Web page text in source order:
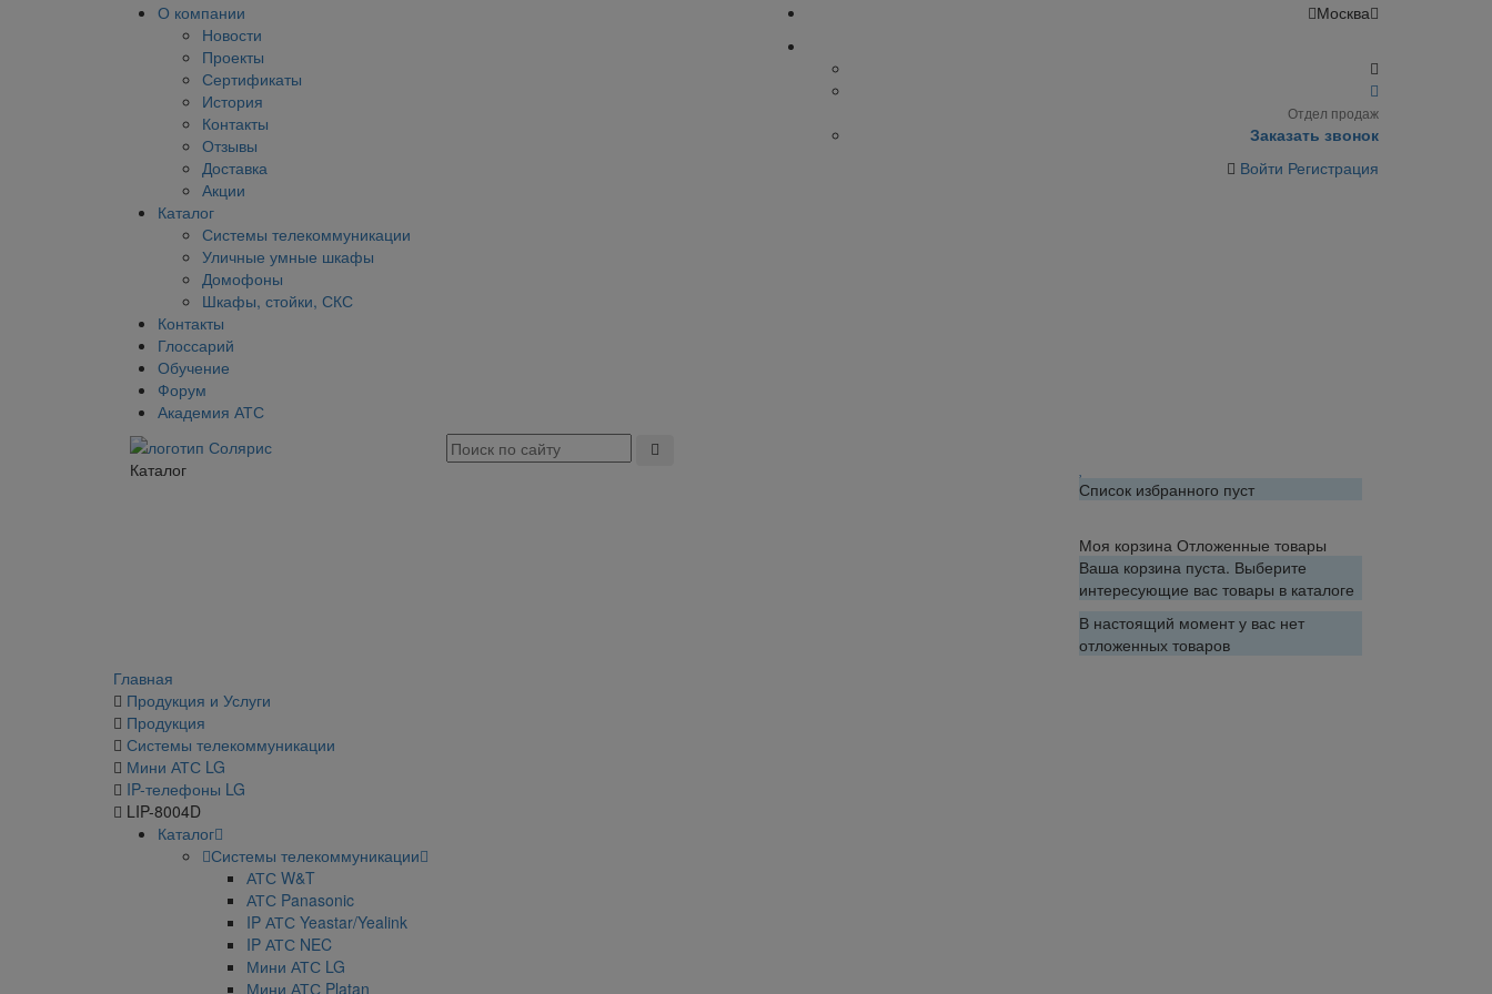
О компании
Новости
Проекты
Сертификаты
История
Контакты
Отзывы
Доставка
Акции
Каталог
Системы телекоммуникации
Уличные умные шкафы
Домофоны
Шкафы, стойки, СКС
Контакты
Глоссарий
Обучение
Форум
Академия АТС
Москва
Отдел продаж
Заказать звонок
Войти Регистрация
Каталог
Список избранного пуст
Моя корзина Отложенные товары
Ваша корзина пуста. Выберите
интересующие вас товары в каталоге
В настоящий момент у вас нет
отложенных товаров
Главная
Продукция и Услуги
Продукция
Системы телекоммуникации
Мини АТС LG
IP-телефоны LG
LIP-8004D
Каталог
Системы телекоммуникации
АТС W&T
АТС Panasonic
IP АТС Yeastar/Yealink
IP АТС NEC
Мини АТС LG
Мини АТС Platan